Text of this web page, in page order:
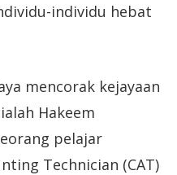
individu hebat
mencorak kejayaan
Hakeem
pelajar
Technician (CAT)